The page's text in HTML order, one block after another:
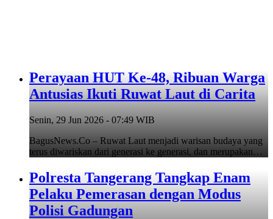
Perayaan HUT Ke-48, Ribuan Warga
Antusias Ikuti Ruwat Laut di Carita
Senin, 29 Jun 2026 - 07:49 WIB
BagusNews.Co – Ruwat Laut menjadi warisan budaya yang
terus diwariskan dari generasi ke generasi, dan merupakan…
Polresta Tangerang Tangkap Enam
Pelaku Pemerasan dengan Modus
Polisi Gadungan